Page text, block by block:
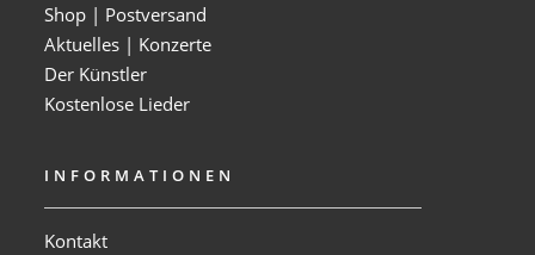
Shop | Postversand
Aktuelles | Konzerte
Der Künstler
Kostenlose Lieder
INFORMATIONEN
Kontakt